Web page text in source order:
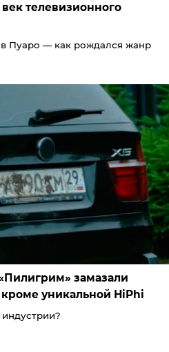
телевизионного
Пуаро — как рождался жанр
замазали
уникальной HiPhi